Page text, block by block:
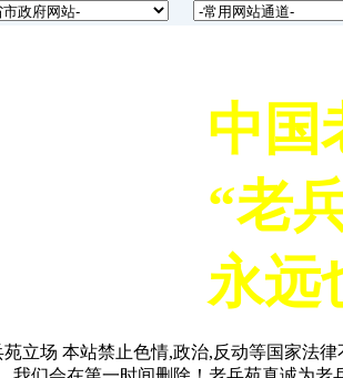
有意筹备分中心的军旅企
系。电话13039133737。
中国老兵苑军网在各地成
友互助联盟》分中心，希
经济实力 品德高尚愿意
业家速与中国老兵苑军网
中国
“老
永远
立场 本站禁止色情,政治,反动等国家法